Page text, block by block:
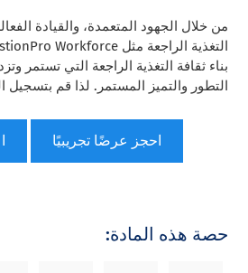
من خلال الجهود المتعمدة، والقيادة
بناء ثقافة التغذية الراجعة التي تستمر
التطور والتميز المستمر. لذا قم بتسجيل
احجز عرضًا تجريبيًا
حصة هذه المادة: